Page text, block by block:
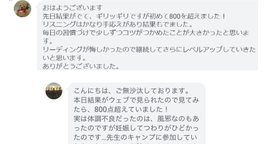
TOEIC3ヵ月で800点講座